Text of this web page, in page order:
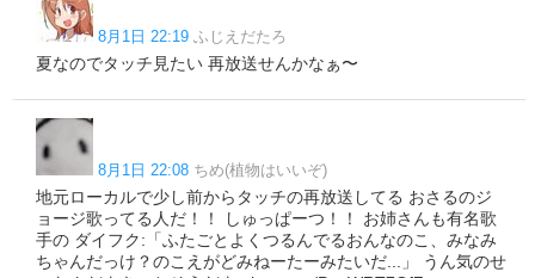
8月1日 22:19 ふじえだたろ
夏なのでタッチ見たい 再放送せんかなぁ〜
8月1日 22:08 ちめ(植物はいいぞ)
地元ローカルで少し前からタッチの再放送してる おさるのジ
ョージ歌ってる人だ！！ しゅっぱーつ！！ お姉さんも有名歌
手の ダイフク:「ふたごとよくつるんでるおんなのこ、みなみ
ちゃんだっけ？のこえがどみねーたーみたいだ...」 うん気のせ